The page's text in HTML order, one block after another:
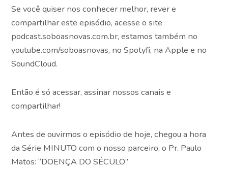
Se você quiser nos conhecer melhor, rever e
compartilhar este episódio, acesse o site
podcast.soboasnovas.com.br, estamos também no
youtube.com/soboasnovas, no Spotyfi, na Apple e no
SoundCloud.
Então é só acessar, assinar nossos canais e
compartilhar!
Antes de ouvirmos o episódio de hoje, chegou a hora
da Série MINUTO com o nosso parceiro, o Pr. Paulo
Matos: “DOENÇA DO SÉCULO”